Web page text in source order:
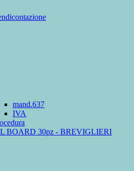
mand.637
IVA
BOARD 30pz - BREVIGLIERI